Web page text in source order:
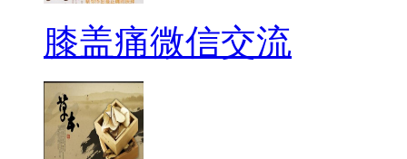
膝盖痛微信交流